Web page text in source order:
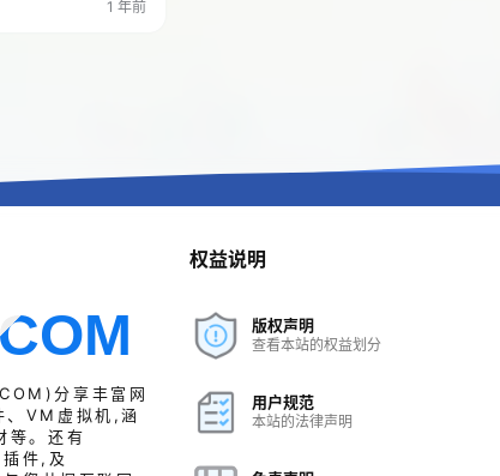
1 年前
)分享丰富网
、VM虚拟机,涵
等。还有
件,及
权益说明
版权声明
查看本站的权益划分
用户规范
本站的法律声明